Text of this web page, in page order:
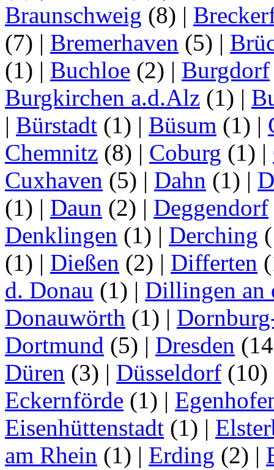
Braunschweig (8) |
(7) | Bremerhaven (5) |
(1) | Buchloe (2) | Burgdorf
Burgkirchen a.d.Alz (1) |
| Bürstadt (1) | Büsum (1) |
Chemnitz (8) | Coburg (1) |
Cuxhaven (5) | Dahn (1) |
(1) | Daun (2) | Deggendorf
Denklingen (1) | Derching
(1) | Dießen (2) | Differten
d. Donau (1) | Dillingen an
Donauwörth (1) |
Dortmund (5) | Dresden
Düren (3) | Düsseldorf (10)
Eckernförde (1) |
Eisenhüttenstadt (1) |
am Rhein (1) | Erding (2) |